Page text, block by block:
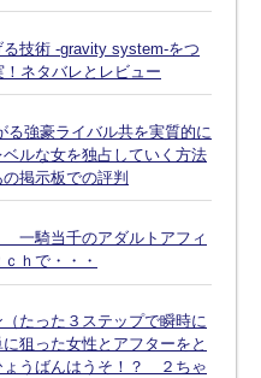
技術 -gravity system-をつ
ネタバレとレビュー
る強豪ライバル共を実質的に
ルな女を独占していく方法
掲示板での評判
一騎当千のアダルトアフィ
ｈで・・・
たった３ステップで瞬時に
狙った女性とアフターをと
ょうばんはうそ！？ ２ちゃ